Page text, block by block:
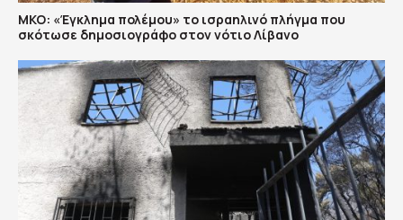
ΜΚΟ: «Έγκλημα πολέμου» το ισραηλινό πλήγμα που
σκότωσε δημοσιογράφο στον νότιο Λίβανο